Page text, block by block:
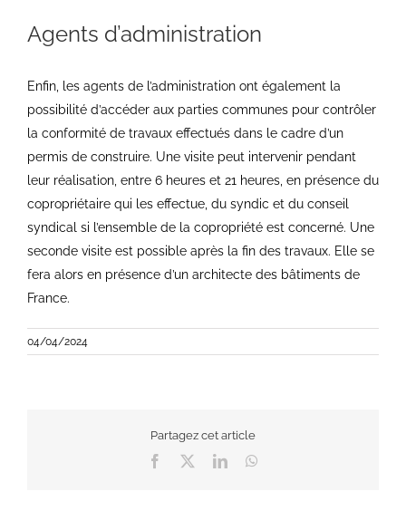
Agents d’administration
Enfin, les agents de l’administration ont également la
possibilité d’accéder aux parties communes pour contrôler
la conformité de travaux effectués dans le cadre d’un
permis de construire. Une visite peut intervenir pendant
leur réalisation, entre 6 heures et 21 heures, en présence du
copropriétaire qui les effectue, du syndic et du conseil
syndical si l’ensemble de la copropriété est concerné. Une
seconde visite est possible après la fin des travaux. Elle se
fera alors en présence d’un architecte des bâtiments de
France.
04/04/2024
Partagez cet article
Facebook LinkedIn